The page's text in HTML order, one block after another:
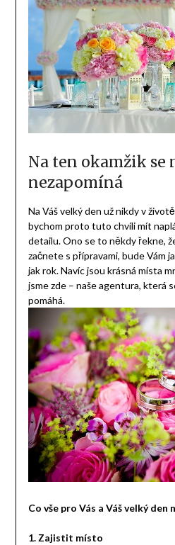
Na ten okamžik se
nezapomíná
Na Váš velký den už nikdy v
bychom proto tuto chvíli mít
detailu. Ono se to někdy řekne,
začnete s přípravami, bude Vám
jak rok. Navíc jsou krásná místa
jsme zde – naše agentura, která
pomáhá.
Co vše pro Vás a Váš velký den
1. Zajistit místo